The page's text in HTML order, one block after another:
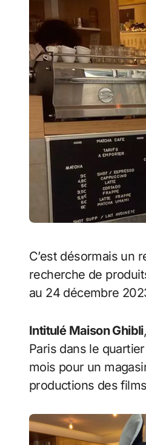
C’est désormais un rendez-vous annuel pour tous les fans du studio Ghibli qui sont à la
recherche de
au 24 décembre
Intitulé Maison Ghibli
Paris dans le
mois pour un
productions des